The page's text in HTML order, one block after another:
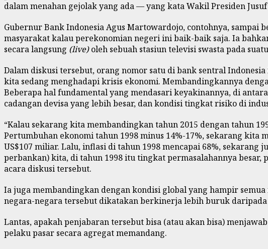
dalam menahan gejolak yang ada — yang kata Wakil Presiden
Gubernur Bank Indonesia Agus Martowardojo, contohnya,
masyarakat kalau perekonomian negeri ini baik-baik saja. Ia
secara langsung (live)oleh sebuah stasiun televisi swasta pada
Dalam diskusi tersebut, orang nomor satu di bank sentral
kita sedang menghadapi krisis ekonomi. Membandingkannya
Beberapa hal fundamental yang mendasari keyakinannya, di
cadangan devisa yang lebih besar, dan kondisi tingkat risiko di
“Kalau sekarang kita membandingkan tahun 2015 dengan tahun
Pertumbuhan ekonomi tahun 1998 minus 14%-17%, sekarang kita
US$107 miliar. Lalu, inflasi di tahun 1998 mencapai 68%,
perbankan) kita, di tahun 1998 itu tingkat permasalahannya
acara diskusi tersebut.
Ia juga membandingkan dengan kondisi global yang hampir
negara-negara tersebut dikatakan berkinerja lebih buruk
Lantas, apakah penjabaran tersebut bisa (atau akan bisa)
pelaku pasar secara agregat memandang.